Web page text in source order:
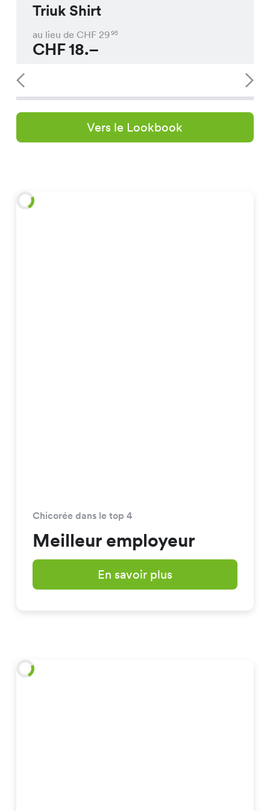
Triuk Shirt
au lieu de CHF 2995
CHF18.–
Vers le Lookbook
Chicorée dans le top 4
Meilleur employeur
En savoir plus